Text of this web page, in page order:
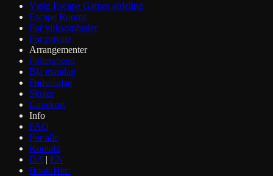
Vælg Escape Games afdeling
Escape Rooms
For virksomheder
For private
Arrangementer
Polterabend
Blå mandag
Fødselsdag
Skoler
Gavekort
Info
FAQ
For alle
Kontakt
DA | EN
Book Her!